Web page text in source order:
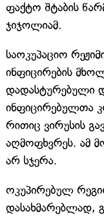
ფაქტო შტაბის
ჯიჯოლიამ.
საოკუპაციო
ინფიცირების
დადასტურებული
ინფიცირებულთა
რითიც ვირუსის
აღმოფხვრეს. ამ
არ სჯერა.
ოკუპირებულ
დასახმარებლად,